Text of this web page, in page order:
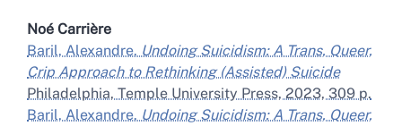
Noé Carrière
Baril, Alexandre. Undoing Suicidism: A Trans, Queer,
Crip Approach to Rethinking (Assisted) Suicide
Philadelphia, Temple University Press, 2023, 309 p.
Baril, Alexandre. Undoing Suicidism: A Trans, Queer,